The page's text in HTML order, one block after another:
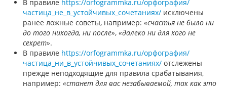
В правиле https://orfogrammka.ru/орфография/
частица_не_в_устойчивых_сочетаниях/ исключены
ранее ложные советы, например: «счастья не было ни
до того никогда, ни после», «далеко ни для кого не
секрет».
В правиле https://orfogrammka.ru/орфография/
частица_ни_в_устойчивых_сочетаниях/ отслежены
прежде неподходящие для правила срабатывания,
например: «станет для вас незабываемой, так как это